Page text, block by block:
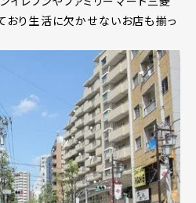
おり生活に欠かせないお店も揃っ